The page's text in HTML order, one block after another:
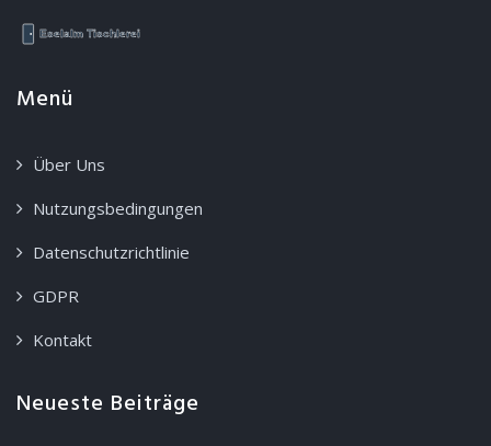
Menü
Über Uns
Nutzungsbedingungen
Datenschutzrichtlinie
GDPR
Kontakt
Neueste Beiträge